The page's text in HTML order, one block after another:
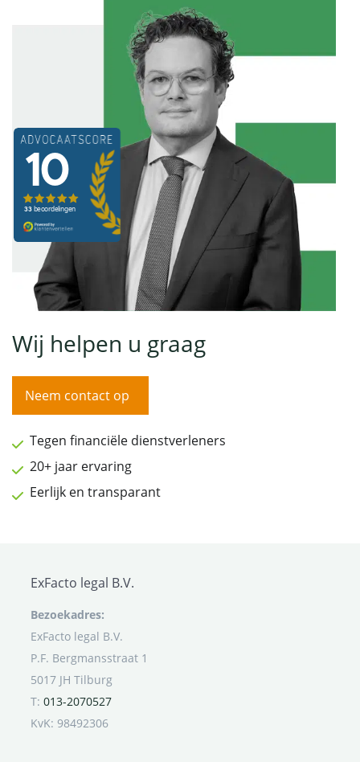
Wij helpen u graag
Neem contact op
Tegen financiële dienstverleners
20+ jaar ervaring
Eerlijk en transparant
ExFacto legal B.V.
Bezoekadres:
ExFacto legal B.V.
P.F. Bergmansstraat 1
5017 JH Tilburg
T: 013-2070527
KvK: 98492306